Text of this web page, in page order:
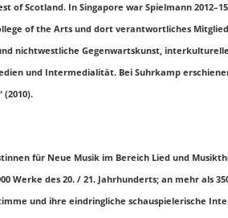
of Scotland. In Singapore war Spielmann
of the Arts und dort verantwortliches
nichtwestliche Gegenwartskunst, interkulturelle
und Intermedialität. Bei Suhrkamp
(2010).
für Neue Musik im Bereich Lied und
Werke des 20. / 21. Jahrhunderts; an mehr als
und ihre eindringliche schauspielerische